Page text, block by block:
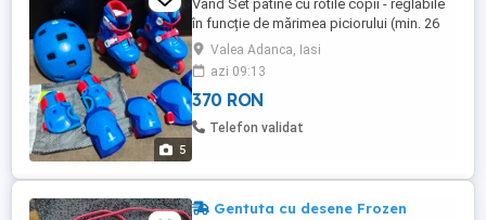
5
Vând Set patine cu rotile copii - reglabile
în funcție de mărimea piciorului (min. 26
cm ; max. 28 cm) - casca protecție -
mărimea : 52-54 cm (poză) - apărători
palme - genunchiere - cotiere - folosite dar
într-o stare foarte bună. NU deranjați pt.
SCHIMBURI, doar CA$H, preț fix . #
Valea Adanca, Iasi
azi 09:13
370 RON
Telefon validat
Gentuta cu desene Frozen